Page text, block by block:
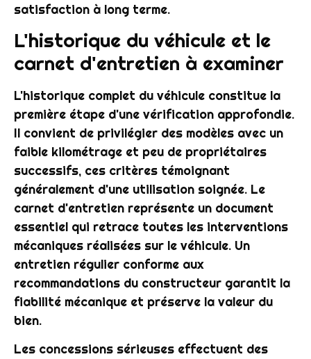
satisfaction à long terme.
L'historique du véhicule et le
carnet d'entretien à examiner
L'historique complet du véhicule constitue la
première étape d'une vérification approfondie.
Il convient de privilégier des modèles avec un
faible kilométrage et peu de propriétaires
successifs, ces critères témoignant
généralement d'une utilisation soignée. Le
carnet d'entretien représente un document
essentiel qui retrace toutes les interventions
mécaniques réalisées sur le véhicule. Un
entretien régulier conforme aux
recommandations du constructeur garantit la
fiabilité mécanique et préserve la valeur du
bien.
Les concessions sérieuses effectuent des